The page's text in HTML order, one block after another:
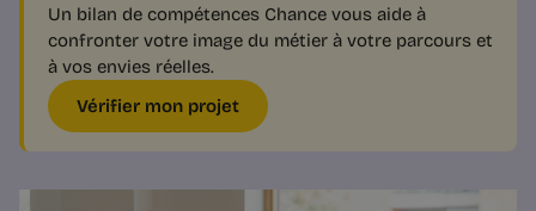
Un bilan de compétences Chance vous aide à
confronter votre image du métier à votre parcours et
à vos envies réelles.
Vérifier mon projet